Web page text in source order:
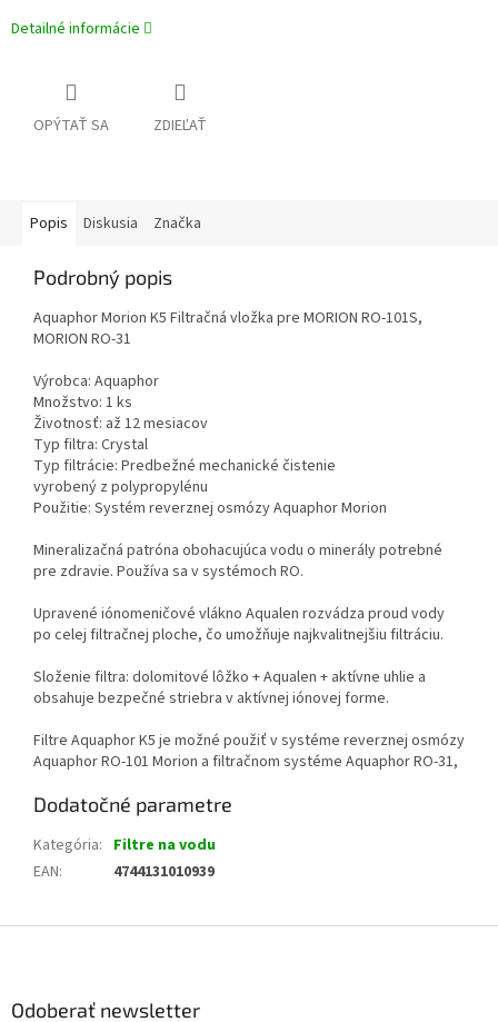
Detailné informácie
OPÝTAŤ SA ZDIEĽAŤ
Popis Diskusia Značka
Podrobný popis
Aquaphor Morion K5 Filtračná vložka pre MORION RO-101S,
MORION RO-31
Výrobca: Aquaphor
Množstvo: 1 ks
Životnosť: až 12 mesiacov
Typ filtra: Crystal
Typ filtrácie: Predbežné mechanické čistenie
vyrobený z polypropylénu
Použitie: Systém reverznej osmózy Aquaphor Morion
Mineralizačná patróna obohacujúca vodu o minerály potrebné
pre zdravie. Používa sa v systémoch RO.
Upravené iónomeničové vlákno Aqualen rozvádza proud vody
po celej filtračnej ploche, čo umožňuje najkvalitnejšiu filtráciu.
Složenie filtra: dolomitové lôžko + Aqualen + aktívne uhlie a
obsahuje bezpečné striebra v aktívnej iónovej forme.
Filtre Aquaphor K5 je možné použiť v systéme reverznej osmózy
Aquaphor RO-101 Morion a filtračnom systéme Aquaphor RO-31,
Dodatočné parametre
Kategória: Filtre na vodu
EAN: 4744131010939
Odoberať newsletter